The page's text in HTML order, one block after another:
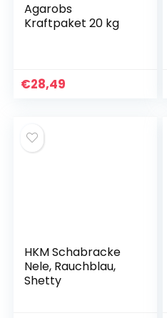
Agarobs
Kraftpaket 20 kg
€28,49
HKM Schabracke
Nele, Rauchblau,
Shetty